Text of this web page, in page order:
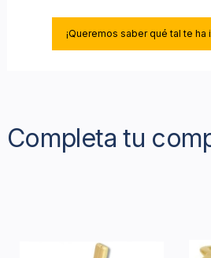
¡Queremos saber qué tal te ha
Completa tu